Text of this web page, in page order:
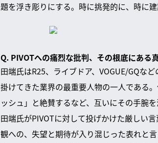
題を浮き彫りにする。時に挑発的に、時に
Q. PIVOTへの痛烈な批判、その根底にある
田端氏はR25、ライブドア、VOGUE/GQな
掛けてきた業界の最重要人物の一人である
ッシュ」と絶賛するなど、互いにその手腕
田端氏がPIVOTに対して投げかけた厳しい
観への、失望と期待が入り混じった表れと言